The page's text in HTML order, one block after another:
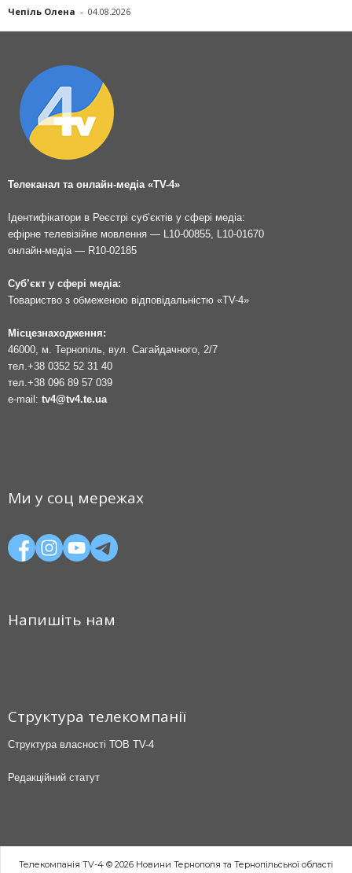
Чепіль Олена - 04.08.2026
Телеканал та онлайн-медіа «TV-4»
Ідентифікатори в Реєстрі суб’єктів у сфері медіа:
ефірне телевізійне мовлення — L10-00855, L10-01670
онлайн-медіа — R10-02185
Суб’єкт у сфері медіа:
Товариство з обмеженою відповідальністю «TV-4»
Місцезнаходження:
46000, м. Тернопіль, вул. Сагайдачного, 2/7
тел. +38 0352 52 31 40
тел. +38 096 89 57 039
e-mail: tv4@tv4.te.ua
Ми у соц мережах
Напишіть нам
Структура телекомпанії
Структура власності ТОВ TV-4
Редакційний статут
Телекомпанія TV-4 © 2026 Новини Тернополя та Тернопільської області